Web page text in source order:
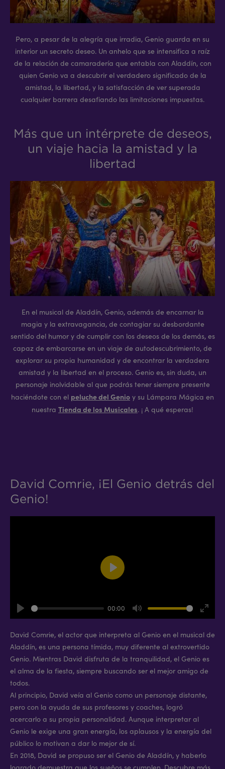
Pero, a pesar de la alegría que irradia, Genio guarda en su
interior un secreto deseo. Un anhelo que se intensifica a raíz
de la relación de camaradería que entabla con Aladdín, con
quien Genio va a descubrir el verdadero significado de la
amistad, la libertad, y la satisfacción de ver superada
cualquier barrera desafiando las limitaciones impuestas.
En el musical de Aladdín, Genio, además de encarnar la
magia y la extravagancia, de contagiar su desbordante
sentido del humor y de cumplir con los deseos de los demás, es
capaz de embarcarse en un viaje de autodescubrimiento, de
explorar su propia humanidad y de encontrar la verdadera
amistad y la libertad en el proceso. Genio es, sin duda, un
personaje inolvidable al que podrás tener siempre presente
haciéndote con el peluche del Genio y su Lámpara Mágica en
nuestra Tienda de los Musicales. ¡ A qué esperas!
Más que un intérprete de deseos,
un viaje hacia la amistad y la
libertad
David Comrie, el actor que interpreta al Genio en el musical de
Aladdín, es una persona tímida, muy diferente al extrovertido
Genio. Mientras David disfruta de la tranquilidad, el Genio es
el alma de la fiesta, siempre buscando ser el mejor amigo de
todos.
Al principio, David veía al Genio como un personaje distante,
pero con la ayuda de sus profesores y coaches, logró
acercarlo a su propia personalidad. Aunque interpretar al
Genio le exige una gran energía, los aplausos y la energía del
público lo motivan a dar lo mejor de sí.
En 2018, David se propuso ser el Genio de Aladdín, y haberlo
David Comrie, ¡El Genio detrás del
Genio!
Play
00:00
Mute
Enter
Play